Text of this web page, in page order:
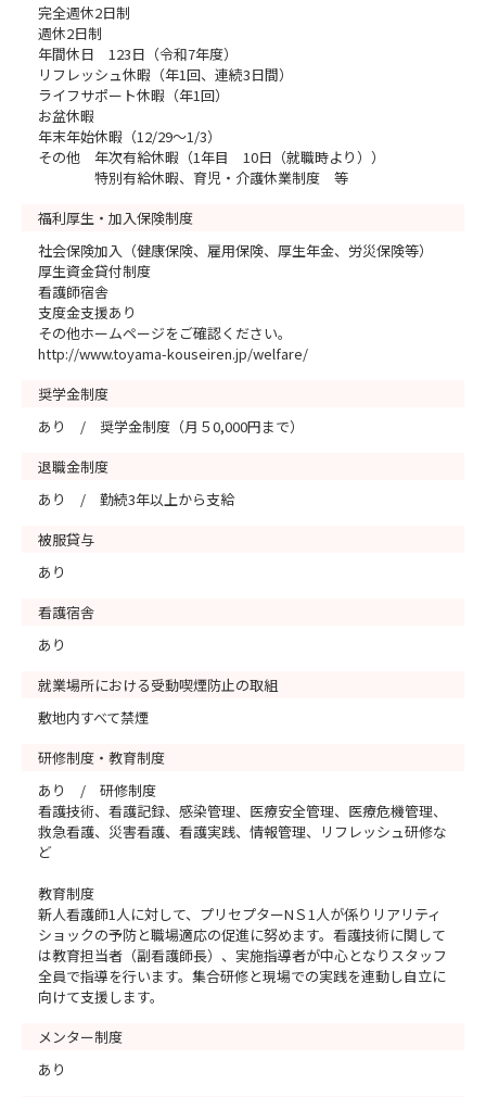
完全週休2日制
週休2日制
年間休日 123日（令和7年度）
リフレッシュ休暇（年1回、連続3日間）
ライフサポート休暇（年1回）
お盆休暇
年末年始休暇（12/29～1/3）
その他 年次有給休暇（1年目 10日（就職時より））
特別有給休暇、育児・介護休業制度 等
福利厚生・加入保険制度
社会保険加入（健康保険、雇用保険、厚生年金、労災保険等）
厚生資金貸付制度
看護師宿舎
支度金支援あり
その他ホームページをご確認ください。
http://www.toyama-kouseiren.jp/welfare/
奨学金制度
あり / 奨学金制度（月５0,000円まで）
退職金制度
あり / 勤続3年以上から支給
被服貸与
あり
看護宿舎
あり
就業場所における受動喫煙防止の取組
敷地内すべて禁煙
研修制度・教育制度
あり / 研修制度
看護技術、看護記録、感染管理、医療安全管理、医療危機管理、
救急看護、災害看護、看護実践、情報管理、リフレッシュ研修な
ど
教育制度
新人看護師1人に対して、プリセプターNＳ1人が係りリアリティ
ショックの予防と職場適応の促進に努めます。看護技術に関して
は教育担当者（副看護師長）、実施指導者が中心となりスタッフ
全員で指導を行います。集合研修と現場での実践を連動し自立に
向けて支援します。
メンター制度
あり